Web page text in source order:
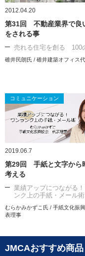
2012.04.20
第31回 不動産業界で良
をされる事
売れる住宅を創る 100
碓井民朗氏 / 碓井建築オフィス
コミュニケーション
2019.06.7
第29回 手紙と文字から
考える
業績アップにつながる
ンク上の手紙・メール術
むらかみかずこ氏 / 手紙文化振
表理事
JMCAおすすめ商